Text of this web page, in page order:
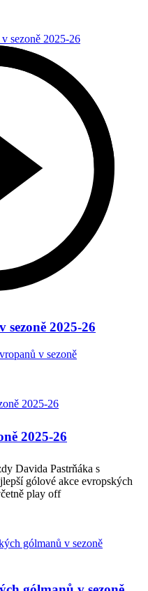
2025-26
v sezoně
2025-26
Davida Pastrňáka s
gólové akce evropských
play off